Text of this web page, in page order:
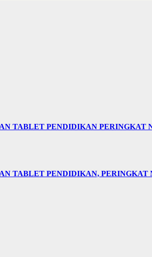
TABLET PENDIDIKAN PERINGKAT
TABLET PENDIDIKAN, PERINGKAT